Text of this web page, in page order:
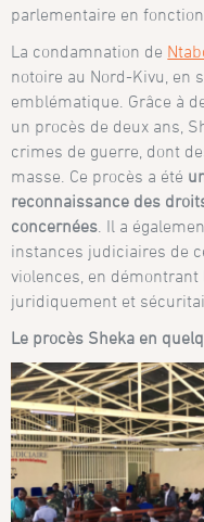
parlementaire en fonction.
La condamnation de
notoire au Nord-Kivu, en
emblématique. Grâce à
un procès de deux ans,
crimes de guerre, dont
masse. Ce procès a été
reconnaissance des
concernées . Il a
instances judiciaires de
violences, en
juridiquement et
Le procès Sheka en